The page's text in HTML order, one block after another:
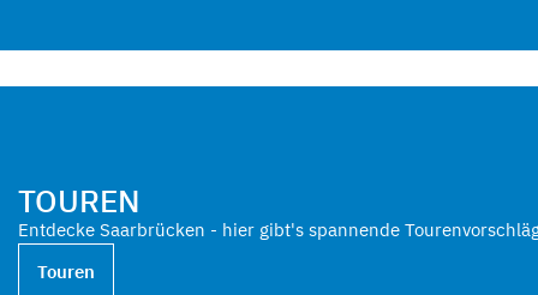
TOUREN
Entdecke Saarbrücken - hier gibt's spannende
Touren